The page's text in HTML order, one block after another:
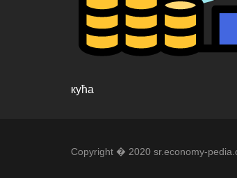
кућа
Copyright � 2020 sr.economy-